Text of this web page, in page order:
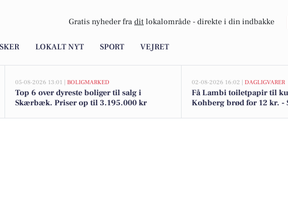
Gratis nyheder fra dit lokalområde - direkte i din indbakke
LOKALT NYT SPORT VEJRET
05-08-2026 13:01 | BOLIGMARKED
Top 6 over dyreste boliger til salg i
Skærbæk. Priser op til 3.195.000 kr
02-08-2026 16:02 | DAGLIGVARER
Få Lambi toiletpapir til
Kohberg brød for 12 kr. -